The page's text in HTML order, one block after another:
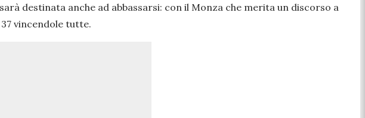
destinata anche ad abbassarsi: con il Monza che merita un discorso a
vincendole tutte.